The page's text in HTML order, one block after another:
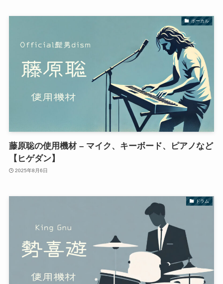
ボーカル
藤原聡の使用機材 – マイク、キーボード、ピアノなど
【ヒゲダン】
2025年8月6日
ドラム